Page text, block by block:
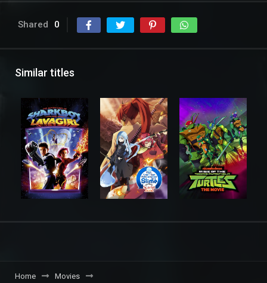
Shared 0
Similar titles
Home Movies